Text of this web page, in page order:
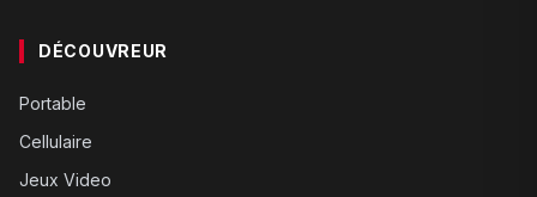
DÉCOUVREUR
Portable
Cellulaire
Jeux Video